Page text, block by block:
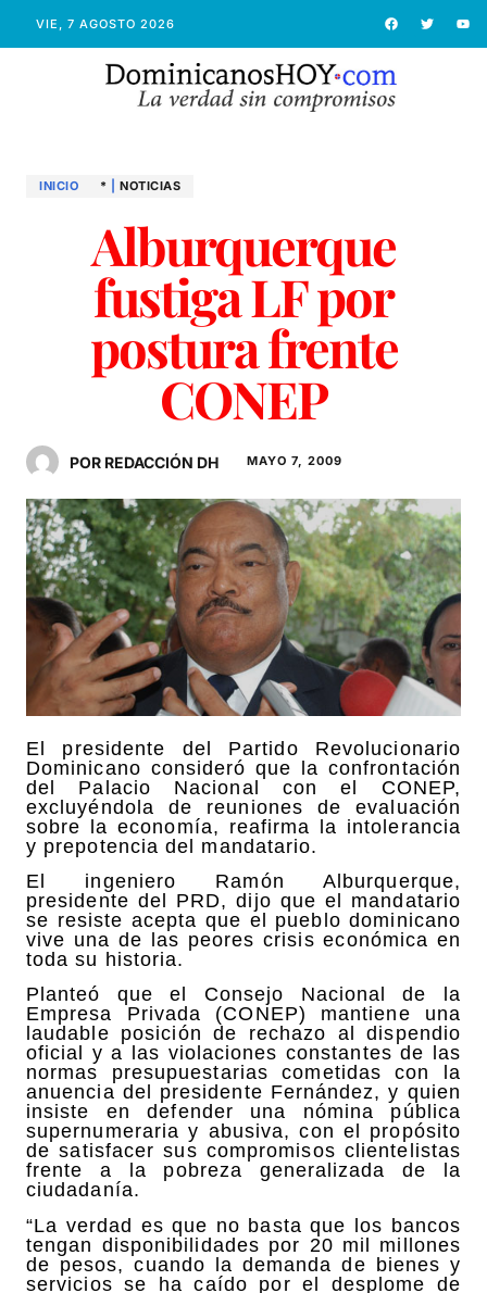
VIE, 7 AGOSTO 2026
INICIO * NOTICIAS
Alburquerque
fustiga LF por
postura frente
CONEP
POR REDACCIÓN DH MAYO 7, 2009
El presidente del Partido Revolucionario
Dominicano consideró que la confrontación
del Palacio Nacional con el CONEP,
excluyéndola de reuniones de evaluación
sobre la economía, reafirma la intolerancia
y prepotencia del mandatario.
El ingeniero Ramón Alburquerque,
presidente del PRD, dijo que el mandatario
se resiste acepta que el pueblo dominicano
vive una de las peores crisis económica en
toda su historia.
Planteó que el Consejo Nacional de la
Empresa Privada (CONEP) mantiene una
laudable posición de rechazo al dispendio
oficial y a las violaciones constantes de las
normas presupuestarias cometidas con la
anuencia del presidente Fernández, y quien
insiste en defender una nómina pública
supernumeraria y abusiva, con el propósito
de satisfacer sus compromisos clientelistas
frente a la pobreza generalizada de la
ciudadanía.
“La verdad es que no basta que los bancos
tengan disponibilidades por 20 mil millones
de pesos, cuando la demanda de bienes y
servicios se ha caído por el desplome de